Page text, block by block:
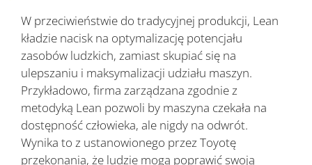
W przeciwieństwie do tradycyjnej produkcji, Lean
kładzie nacisk na optymalizację potencjału
zasobów ludzkich, zamiast skupiać się na
ulepszaniu i maksymalizacji udziału maszyn.
Przykładowo, firma zarządzana zgodnie z
metodyką Lean pozwoli by maszyna czekała na
dostępność człowieka, ale nigdy na odwrót.
Wynika to z ustanowionego przez Toyotę
przekonania, że ludzie mogą poprawić swoją